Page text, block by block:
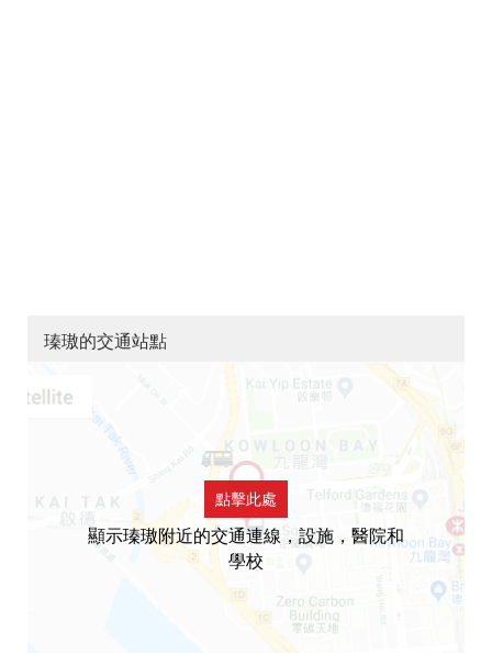
瑧璈的交通站點
點擊此處
顯示瑧璈附近的交通連線，設施，醫院和
學校